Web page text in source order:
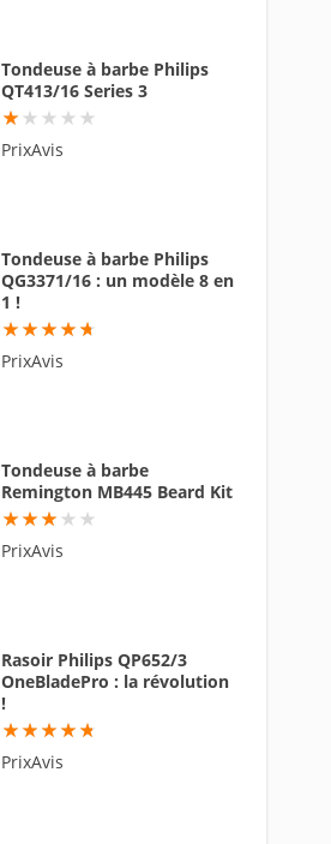
Tondeuse à barbe Philips
QT413/16 Series 3
9
PrixAvis
Tondeuse à barbe Philips
QG3371/16 : un modèle 8 en
1 !
94
PrixAvis
Tondeuse à barbe
Remington MB445 Beard Kit
61
PrixAvis
Rasoir Philips QP652/3
OneBladePro : la révolution
!
94.6
PrixAvis